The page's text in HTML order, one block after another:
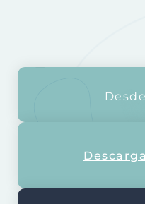
Desde